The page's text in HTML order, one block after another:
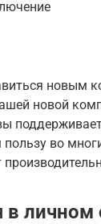
новым
новой
пользу во
в